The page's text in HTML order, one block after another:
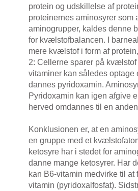
protein og udskillelse af
proteinernes aminosyrer
aminogrupper, kaldes denne
for kvælstofbalancen. I
mere kvælstof i form af
2: Cellerne sparer på
vitaminer kan således optage
dannes pyridoxamin.
Pyridoxamin kan igen afgive
herved omdannes til en
Konklusionen er, at en
en gruppe med et
ketosyre har i stedet for
danne mange ketosyrer. Har
kan B6-vitamin medvirke til
vitamin (pyridoxalfosfat).